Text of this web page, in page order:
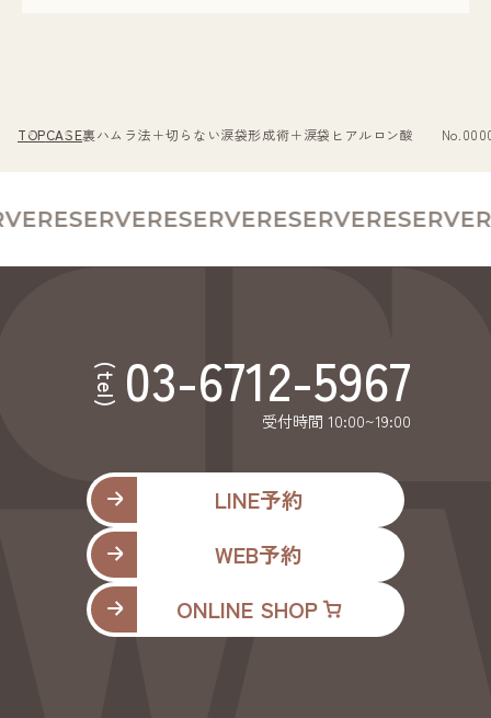
TOPCASE裏ハムラ法＋切らない涙袋形成術＋涙袋ヒアルロン酸
RESERVERESERVERESERVERESERVE
(tel) 03-6712-5967
受付時間 10:00~19:00
LINE予約
WEB予約
ONLINE SHOP